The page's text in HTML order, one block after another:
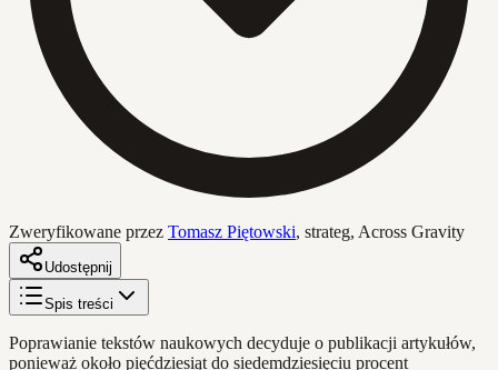
Zweryfikowane przez Tomasz Piętowski, strateg, Across Gravity
Udostępnij
Spis treści
Poprawianie tekstów naukowych decyduje o publikacji artykułów,
ponieważ około pięćdziesiąt do siedemdziesięciu procent